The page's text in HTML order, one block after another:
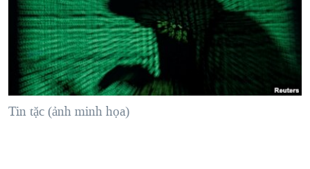
"Tìm"NGƯỜI VIỆT HẢI NGOẠI
ĐỜI SỐNG
KINH TẾ
KHOA HỌC
SỨC KHOẺ
TẠI
HÀNH TRÌNH BẦU CỬ 2024
MỘT NĂM CHIẾN TRANH TẠI DẢI GAZA
GIẢI MÃ VÀNH ĐAI & CON ĐƯỜNG
VIDEO
NGHE
MẠNG XÃ HỘI
Tin tặc (ảnh minh họa)